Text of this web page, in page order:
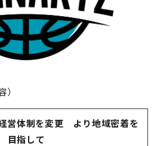
営体制を変更 より地域密着を
目指して